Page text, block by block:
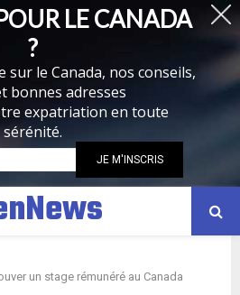
un stage rémunéré au Canada
LE CANADA
?
sur le Canada, nos conseils,
bonnes adresses
expatriation en toute
sérénité.